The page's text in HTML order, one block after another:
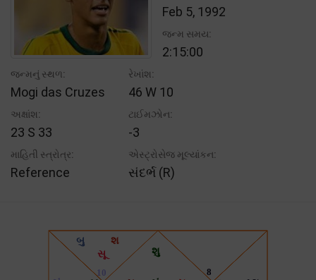
Feb 5, 1992
જન્મ સમય:
2:15:00
જન્મનું સ્થળ:
Mogi das Cruzes
રેખાંશ:
46 W 10
અક્ષાંશ:
23 S 33
ટાઈમઝોન:
-3
માહિતી સ્ત્રોત્ર:
Reference
એસ્ટ્રોસેજ મૂલ્યાંકન:
સંદર્ભ (R)